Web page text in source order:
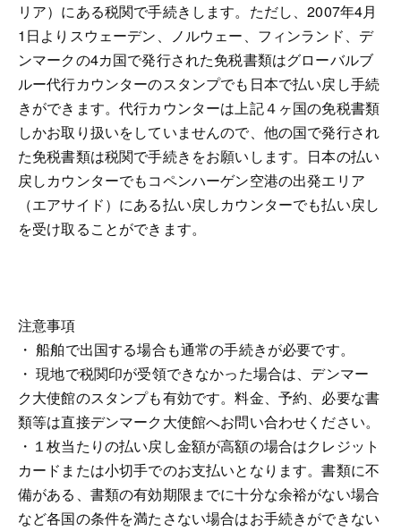
リア）にある税関で手続きします。ただし、2007年4月
1日よりスウェーデン、ノルウェー、フィンランド、デ
ンマークの4カ国で発行された免税書類はグローバルブ
ルー代行カウンターのスタンプでも日本で払い戻し手続
きができます。代行カウンターは上記４ヶ国の免税書類
しかお取り扱いをしていませんので、他の国で発行され
た免税書類は税関で手続きをお願いします。日本の払い
戻しカウンターでもコペンハーゲン空港の出発エリア
（エアサイド）にある払い戻しカウンターでも払い戻し
を受け取ることができます。
注意事項
・ 船舶で出国する場合も通常の手続きが必要です。
・ 現地で税関印が受領できなかった場合は、デンマー
ク大使館のスタンプも有効です。料金、予約、必要な書
類等は直接デンマーク大使館へお問い合わせください。
・１枚当たりの払い戻し金額が高額の場合はクレジット
カードまたは小切手でのお支払いとなります。書類に不
備がある、書類の有効期限までに十分な余裕がない場合
など各国の条件を満たさない場合はお手続きができない